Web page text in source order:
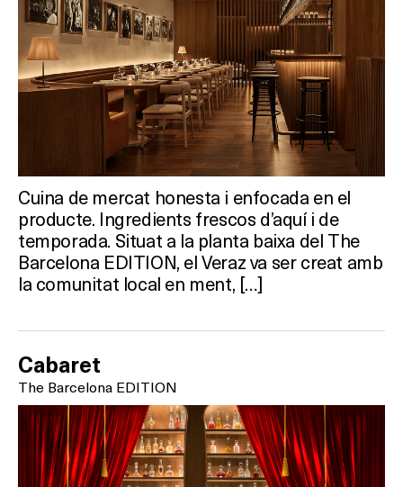
Cuina de mercat honesta i enfocada en el
producte. Ingredients frescos d’aquí i de
temporada. Situat a la planta baixa del The
Barcelona EDITION, el Veraz va ser creat amb
la comunitat local en ment, […]
Cabaret
The Barcelona EDITION